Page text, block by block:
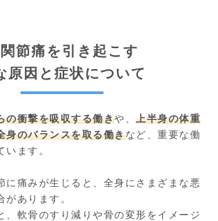
節痛を引き起こす
原因と症状について
の衝撃を吸収する働きや、 上半身の体重
身のバランスを取る働きなど、重要な働
います。
に痛みが生じると、全身にさまざまな悪
あります。
、軟骨のすり減りや骨の変形をイメージ